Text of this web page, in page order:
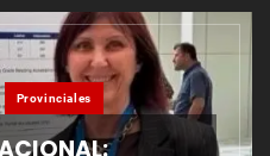
Provinciales